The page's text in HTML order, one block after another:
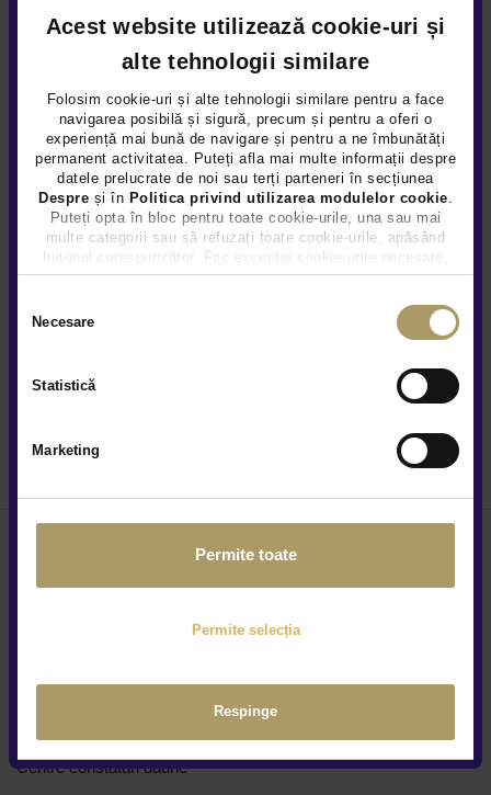
Acest website utilizează cookie-uri și
alte tehnologii similare
Folosim cookie-uri și alte tehnologii similare pentru a face
navigarea posibilă și sigură, precum și pentru a oferi o
experiență mai bună de navigare și pentru a ne îmbunătăți
permanent activitatea. Puteți afla mai multe informații despre
datele prelucrate de noi sau terți parteneri în secțiunea
Despre și în Politica privind utilizarea modulelor cookie.
Puteți opta în bloc pentru toate cookie-urile, una sau mai
multe categorii sau să refuzați toate cookie-urile, apăsând
butonul corespunzător. Fac excepție cookie-urile necesare,
care sunt activate automat, conform legislației în vigoare.
Necesare
Statistică
Marketing
Permite toate
Permite selecția
Respinge
Sunteți de acord ca Țiriac Auto să utilizeze informațiile
marketing, inclusiv prin Newsletter, în condițiile explicate
Da Nu
Sunteți de acord să vă contactăm ocazional pentru sondaje
despre produsele și serviciile Țiriac Auto, în condițiile explicate
aici
Da
Locațiile noastre
Cine suntem
Centre constatări daune